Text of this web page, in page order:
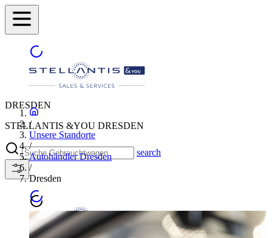
DRESDEN
STELLANTIS &YOU DRESDEN
search
/
Unsere Standorte
/
Autohändler Dresden
/
Dresden